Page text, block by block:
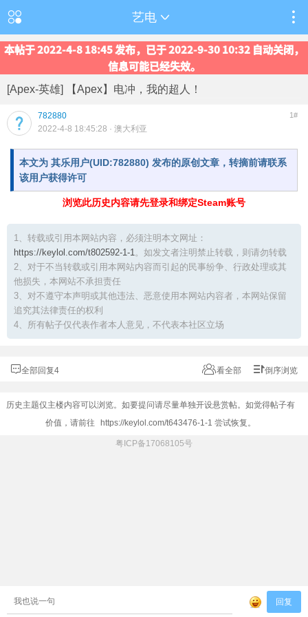
艺电
本帖于 2022-4-8 18:45 发布，已于 2022-9-30 10:32 自动关闭，
信息可能已经失效。
[Apex-英雄] 【Apex】电冲，我的超人！
782880 1#
2022-4-8 18:45:28 · 澳大利亚
本文为 其乐用户(UID:782880) 发布的原创文章，转摘前请联系
该用户获得许可
浏览此历史内容请先登录和绑定Steam账号
1、转载或引用本网站内容，必须注明本文网址：
https://keylol.com/t802592-1-1。如发文者注明禁止转载，则请勿转载
2、对于不当转载或引用本网站内容而引起的民事纷争、行政处理或其
他损失，本网站不承担责任
3、对不遵守本声明或其他违法、恶意使用本网站内容者，本网站保留
追究其法律责任的权利
4、所有帖子仅代表作者本人意见，不代表本社区立场
全部回复4 看全部 倒序浏览
历史主题仅主楼内容可以浏览。如要提问请尽量单独开设悬赏帖。如觉得帖子有
价值，请前往
https://keylol.com/t643476-1-1 尝试恢复。
粤ICP备17068105号